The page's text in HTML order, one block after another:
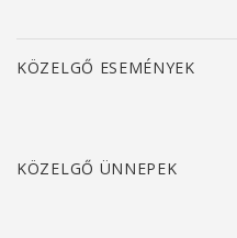
KÖZELGŐ ESEMÉNYEK
KÖZELGŐ ÜNNEPEK